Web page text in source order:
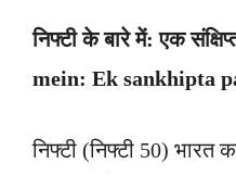
निफ्टी के बारे में: एक
mein: Ek sankhipta
निफ्टी (निफ्टी 50) भारत